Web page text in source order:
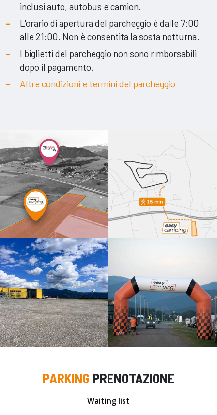
inclusi auto, autobus e camion.
L'orario di apertura del parcheggio è dalle 7:00
alle 21:00. Non è consentita la sosta notturna.
I biglietti del parcheggio non sono rimborsabili
dopo il pagamento.
Altre condizioni e termini del parcheggio
PARKING PRENOTAZIONE
Waiting list